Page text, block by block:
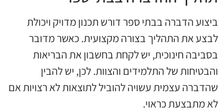
ביצוע הדברה בבתי ספר דורש תכנון מדויק ויכולת
לבצע את התהליך בצורה מקצועית. כאשר מדובר
בסביבה חינוכית, יש לקחת בחשבון את הבריאות
והבטיחות של התלמידים והצוות. לכן, יש להבין
שהדברה עצמית עשויה להוביל לתוצאות לא רצויות אם
לא מתבצעת כראוי.